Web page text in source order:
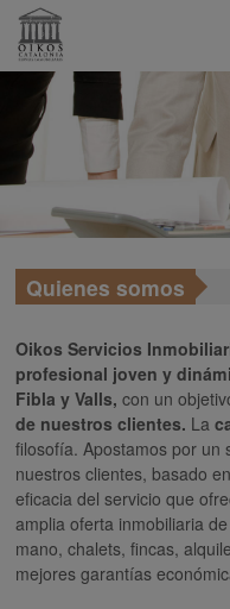
Quienes somos
Oikos Servicios
profesional joven y
Fibla y Valls, con un
de nuestros clientes. La
filosofía. Apostamos por un
nuestros clientes, basado
eficacia del servicio que
amplia oferta inmobiliaria
mano, chalets, fincas,
mejores garantías